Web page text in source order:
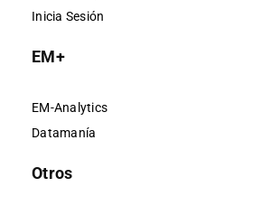
Inicia Sesión
EM+
EM-Analytics
Datamanía
Otros